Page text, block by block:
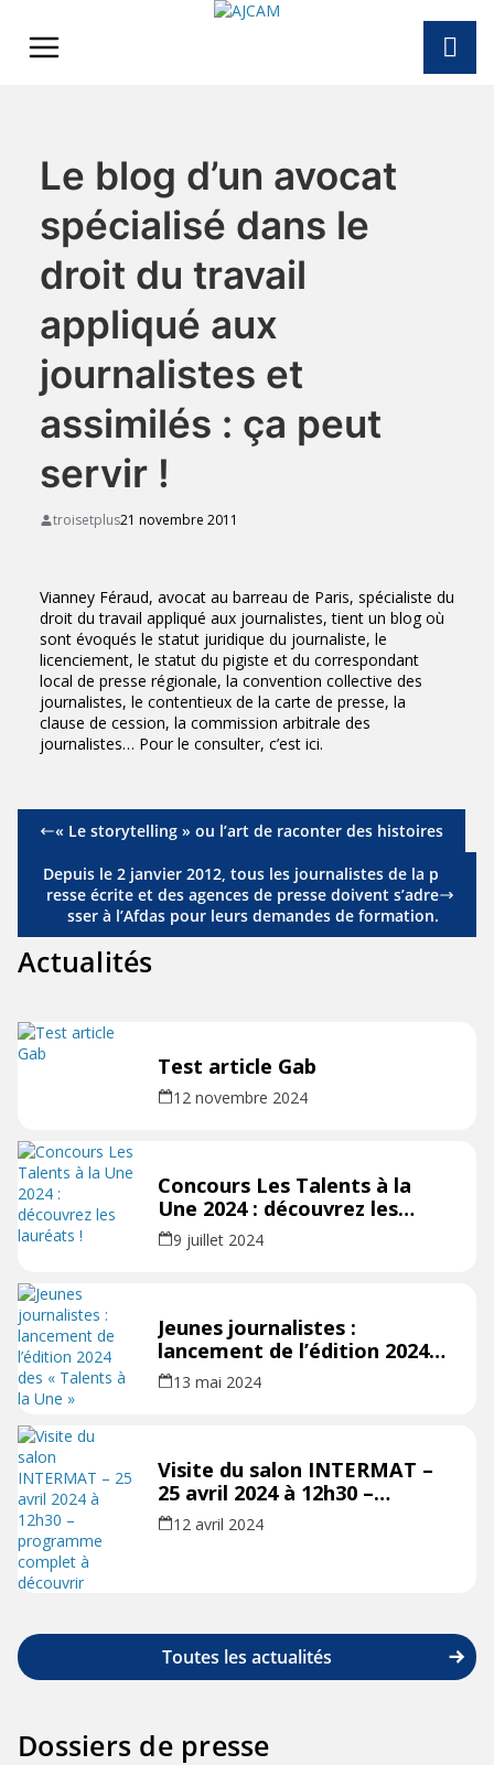
content
Le blog d’un avocat
spécialisé dans le
droit du travail
appliqué aux
journalistes et
assimilés : ça peut
servir !
troisetplus21 novembre 2011
Vianney Féraud, avocat au barreau de Paris, spécialiste du
droit du travail appliqué aux journalistes, tient un blog où
sont évoqués le statut juridique du journaliste, le
licenciement, le statut du pigiste et du correspondant
local de presse régionale, la convention collective des
journalistes, le contentieux de la carte de presse, la
clause de cession, la commission arbitrale des
journalistes… Pour le consulter, c’est ici.
« Le storytelling » ou l’art de raconter des histoires
Depuis le 2 janvier 2012, tous les journalistes de la p
resse écrite et des agences de presse doivent s’adre
sser à l’Afdas pour leurs demandes de formation.
Actualités
Test article Gab
12 novembre 2024
Concours Les Talents à la
Une 2024 : découvrez les
lauréats !
9 juillet 2024
Jeunes journalistes :
lancement de l’édition 2024
des « Talents à la Une »
13 mai 2024
Visite du salon INTERMAT –
25 avril 2024 à 12h30 –
programme complet à
découvrir
12 avril 2024
Toutes les actualités
Dossiers de presse